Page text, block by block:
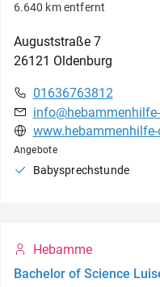
6.640 km entfernt
Auguststraße 7
26121 Oldenburg
01636763812
Angebote
Babysprechstunde
Hebamme
Bachelor of Science